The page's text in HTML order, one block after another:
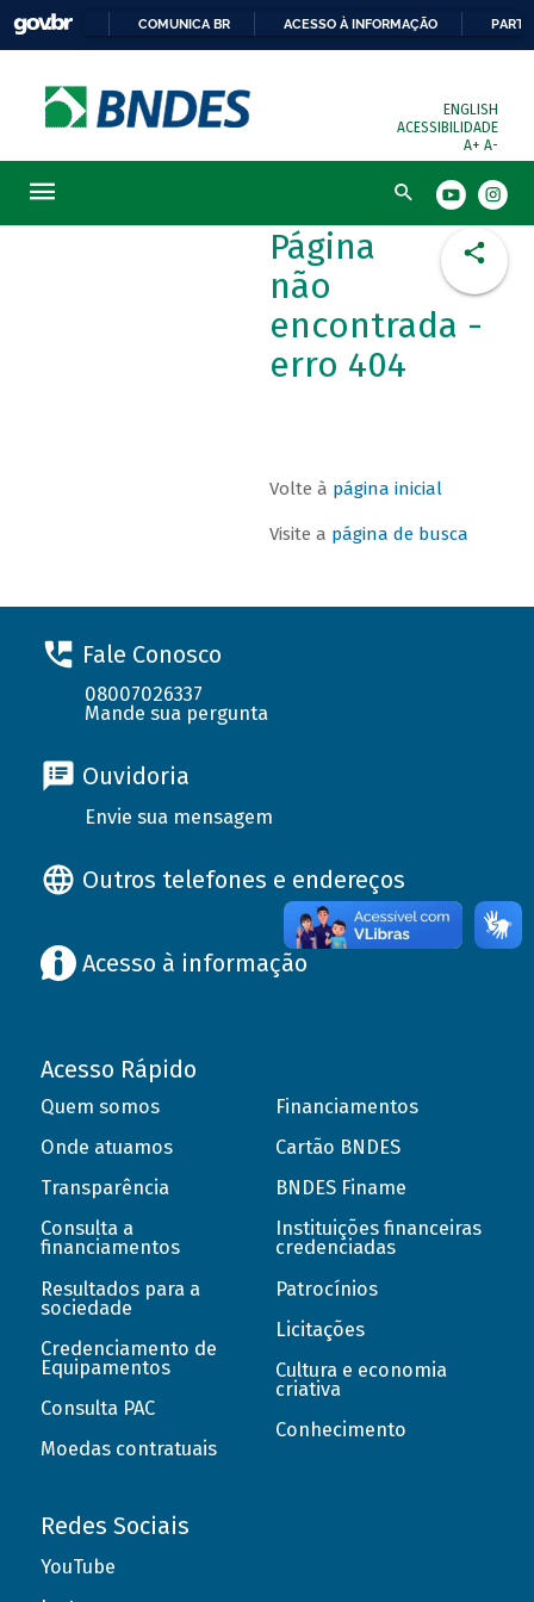
COMUNICA BR ACESSO À INFORMAÇÃO
ENGLISH
ACESSIBILIDADE
A+ A-
Busca
Página
não
encontrada -
erro 404
Volte à página inicial
Visite a página de busca
Fale Conosco
08007026337
Mande sua pergunta
Ouvidoria
Envie sua mensagem
Outros telefones e endereços
Acesso à informação
Acesso Rápido
Quem somos
Onde atuamos
Transparência
Consulta a
financiamentos
Resultados para a
sociedade
Credenciamento de
Equipamentos
Consulta PAC
Moedas contratuais
Financiamentos
Cartão BNDES
BNDES Finame
Instituições financeiras
credenciadas
Patrocínios
Licitações
Cultura e economia
criativa
Conhecimento
Redes Sociais
YouTube